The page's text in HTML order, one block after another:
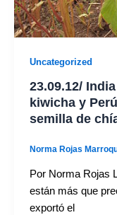
Uncategorized
23.09.12/
kiwicha y
semilla de
Norma Rojas
Por Norma Rojas
están más que
exportó el